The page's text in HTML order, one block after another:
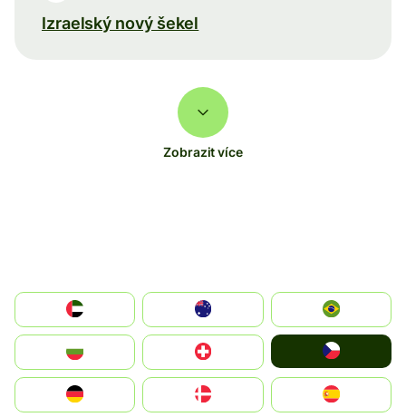
Izraelský nový šekel
Zobrazit více
الإمارات العربية المتحدة
Switzerland
Deutschland